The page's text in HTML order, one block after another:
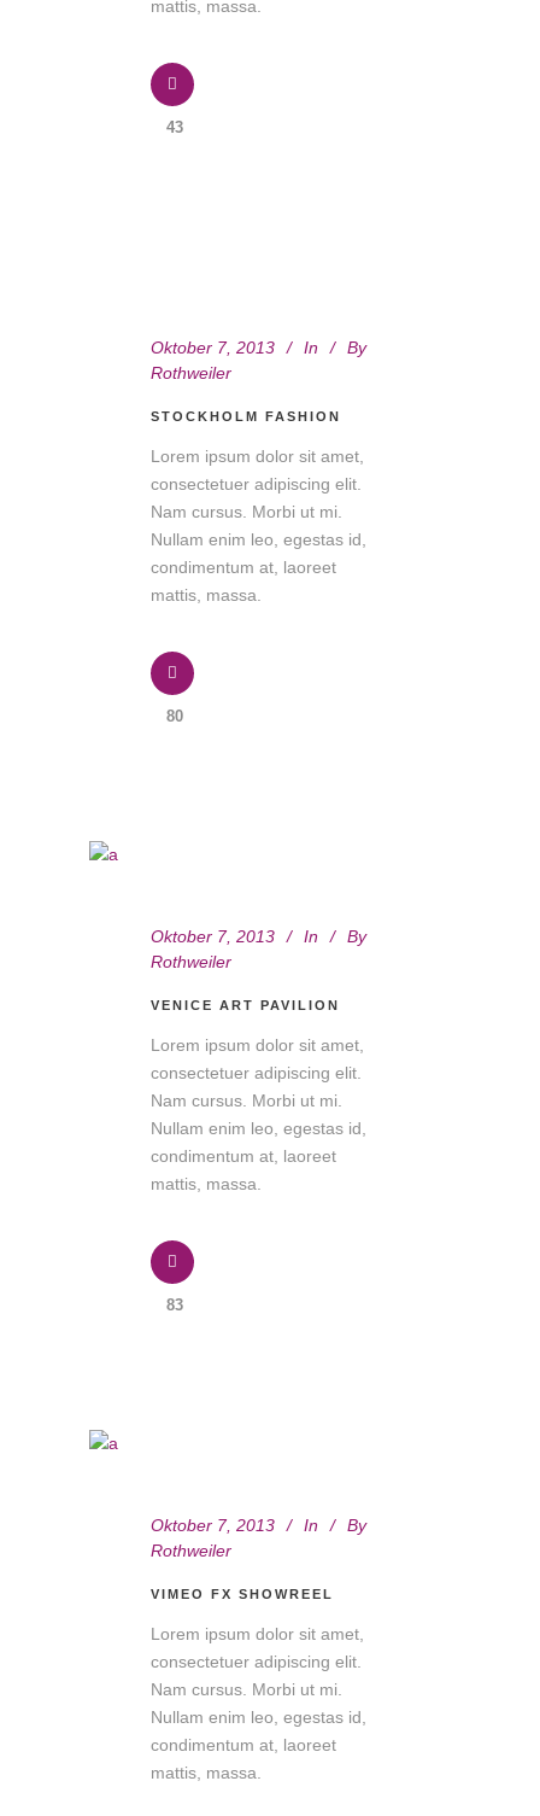
mattis, massa.
43
Oktober 7, 2013 In
By
Rothweiler
STOCKHOLM FASHION
Lorem ipsum dolor sit amet,
consectetuer adipiscing elit.
Nam cursus. Morbi ut mi.
Nullam enim leo, egestas id,
condimentum at, laoreet
mattis, massa.
80
Oktober 7, 2013 In
By
Rothweiler
VENICE ART PAVILION
Lorem ipsum dolor sit amet,
consectetuer adipiscing elit.
Nam cursus. Morbi ut mi.
Nullam enim leo, egestas id,
condimentum at, laoreet
mattis, massa.
83
Oktober 7, 2013 In
By
Rothweiler
VIMEO FX SHOWREEL
Lorem ipsum dolor sit amet,
consectetuer adipiscing elit.
Nam cursus. Morbi ut mi.
Nullam enim leo, egestas id,
condimentum at, laoreet
mattis, massa.